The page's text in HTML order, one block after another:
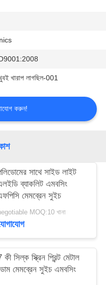
খারাপ লাগছিল-001
করুন!
সাথে সাইড লাইট
ব্যাকলিট এমবসিং
মেমব্রেন সুইচ
MOQ:10 খানা
কী সিল্ক স্ক্রিন প্রিন্ট মেটাল
মেমব্রেন সুইচ এমবসিং